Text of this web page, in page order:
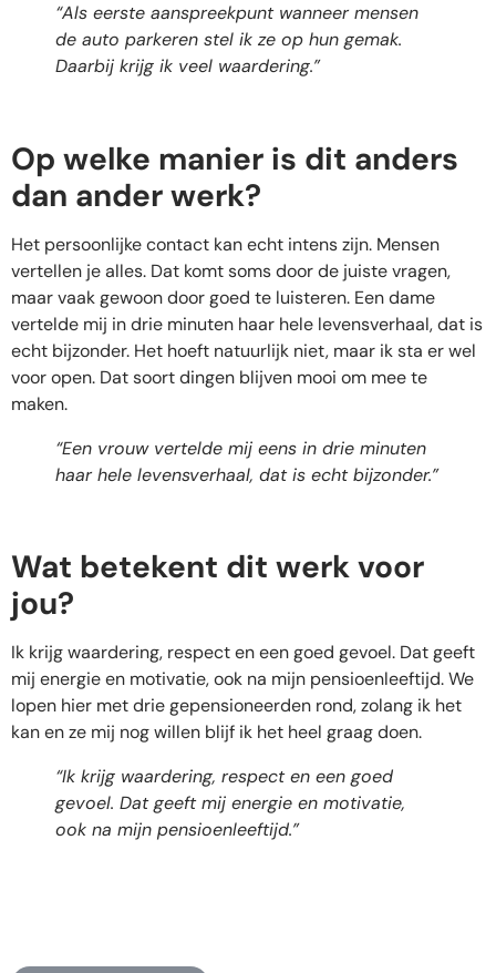
“Als eerste aanspreekpunt wanneer mensen
de auto parkeren stel ik ze op hun gemak.
Daarbij krijg ik veel waardering.”
Op welke manier is dit anders
dan ander werk?
Het persoonlijke contact kan echt intens zijn. Mensen
vertellen je alles. Dat komt soms door de juiste vragen,
maar vaak gewoon door goed te luisteren. Een dame
vertelde mij in drie minuten haar hele levensverhaal, dat is
echt bijzonder. Het hoeft natuurlijk niet, maar ik sta er wel
voor open. Dat soort dingen blijven mooi om mee te
maken.
“Een vrouw vertelde mij eens in drie minuten
haar hele levensverhaal, dat is echt bijzonder.”
Wat betekent dit werk voor
jou?
Ik krijg waardering, respect en een goed gevoel. Dat geeft
mij energie en motivatie, ook na mijn pensioenleeftijd. We
lopen hier met drie gepensioneerden rond, zolang ik het
kan en ze mij nog willen blijf ik het heel graag doen.
“Ik krijg waardering, respect en een goed
gevoel. Dat geeft mij energie en motivatie,
ook na mijn pensioenleeftijd.”